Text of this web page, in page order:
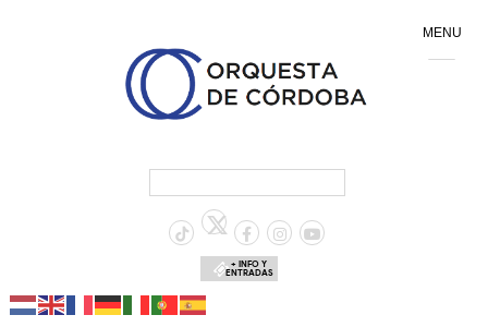
+ INFO Y
ENTRADAS
MENU